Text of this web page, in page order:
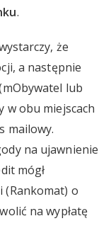
.
że
a następnie
lub
w obu miejscach
mailowy.
na ujawnienie
mógł
o
na wypłatę